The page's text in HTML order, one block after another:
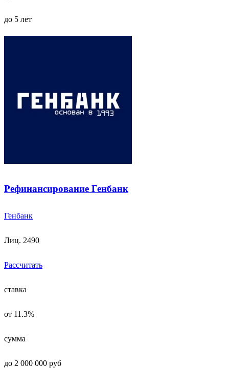
до 5 лет
Рефинансирование Генбанк
Генбанк
Лиц. 2490
Рассчитать
ставка
от 11.3%
сумма
до 2 000 000 руб